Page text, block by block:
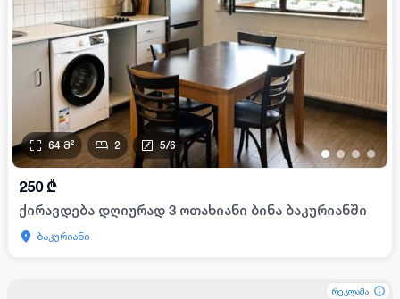
••••
64 მ² 2 5/6
250 ₾
ქირავდება დღიურად 3 ოთახიანი ბინა ბაკურიანში
ბაკურიანი
რეკლამა
რეკლამა
რეკლამა